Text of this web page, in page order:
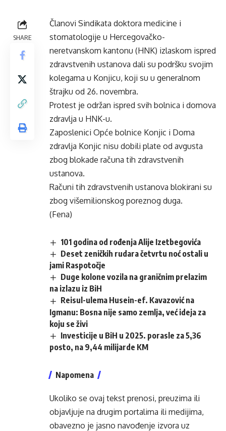
SHARE
Članovi Sindikata doktora medicine i
stomatologije u Hercegovačko-
neretvanskom kantonu (HNK) izlaskom ispred
zdravstvenih ustanova dali su podršku svojim
kolegama u Konjicu, koji su u generalnom
štrajku od 26. novembra.
Protest je održan ispred svih bolnica i domova
zdravlja u HNK-u.
Zaposlenici Opće bolnice Konjic i Doma
zdravlja Konjic nisu dobili plate od avgusta
zbog blokade računa tih zdravstvenih
ustanova.
Računi tih zdravstvenih ustanova blokirani su
zbog višemilionskog poreznog duga.
(Fena)
101 godina od rođenja Alije Izetbegovića
Deset zeničkih rudara četvrtu noć ostali u
jami Raspotočje
Duge kolone vozila na graničnim prelazim
na izlazu iz BiH
Reisul-ulema Husein-ef. Kavazović na
Igmanu: Bosna nije samo zemlja, već ideja za
koju se živi
Investicije u BiH u 2025. porasle za 5,36
posto, na 9,44 milijarde KM
Napomena
Ukoliko se ovaj tekst prenosi, preuzima ili
objavljuje na drugim portalima ili medijima,
obavezno je jasno navođenje izvora uz